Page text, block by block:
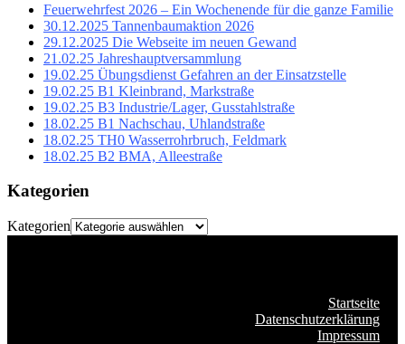
Feuerwehrfest 2026 – Ein Wochenende für die ganze Familie
30.12.2025 Tannenbaumaktion 2026
29.12.2025 Die Webseite im neuen Gewand
21.02.25 Jahreshauptversammlung
19.02.25 Übungsdienst Gefahren an der Einsatzstelle
19.02.25 B1 Kleinbrand, Markstraße
19.02.25 B3 Industrie/Lager, Gusstahlstraße
18.02.25 B1 Nachschau, Uhlandstraße
18.02.25 TH0 Wasserrohrbruch, Feldmark
18.02.25 B2 BMA, Alleestraße
Kategorien
Kategorien
Startseite
Datenschutzerklärung
Impressum